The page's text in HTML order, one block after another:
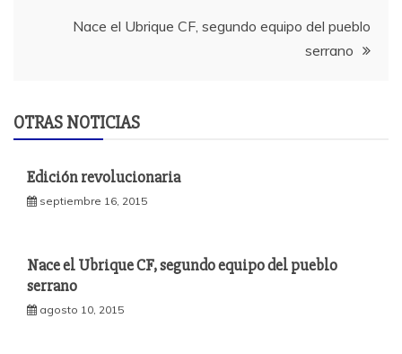
entradasNace el Ubrique CF, segundo equipo del pueblo
serrano
OTRAS NOTICIAS
Edición revolucionaria
septiembre 16, 2015
Nace el Ubrique CF, segundo equipo del pueblo
serrano
agosto 10, 2015